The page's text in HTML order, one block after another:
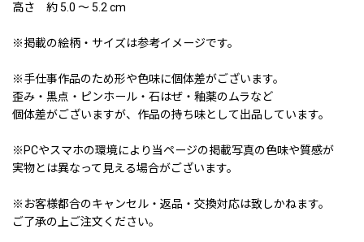
高さ 約 5.0 〜 5.2 cm
※掲載の絵柄・サイズは参考イメージです。
※手仕事作品のため形や色味に個体差がございます。
歪み・黒点・ピンホール・石はぜ・釉薬のムラなど
個体差がございますが、作品の持ち味として出品しています。
※PCやスマホの環境により当ページの掲載写真の色味や質感が
実物とは異なって見える場合がございます。
※お客様都合のキャンセル・返品・交換対応は致しかねます。
ご了承の上ご注文ください。